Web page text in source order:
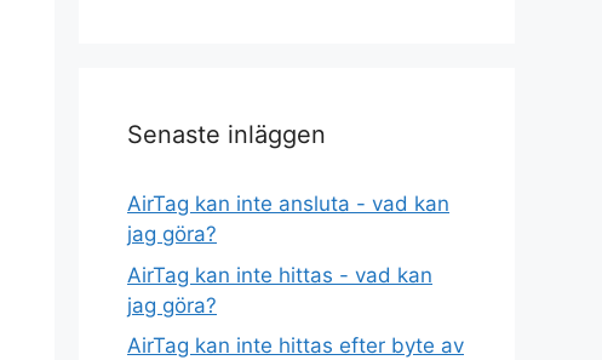
Senaste inläggen
AirTag kan inte ansluta - vad kan
jag göra?
AirTag kan inte hittas - vad kan
jag göra?
AirTag kan inte hittas efter byte av